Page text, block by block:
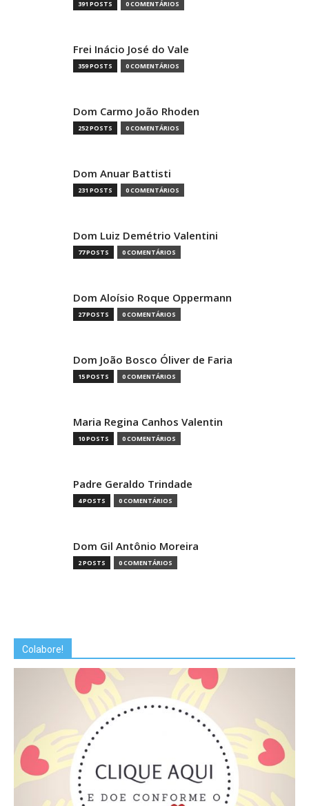
391 POSTS 0 COMENTÁRIOS
Frei Inácio José do Vale
359 POSTS 0 COMENTÁRIOS
Dom Carmo João Rhoden
252 POSTS 0 COMENTÁRIOS
Dom Anuar Battisti
231 POSTS 0 COMENTÁRIOS
Dom Luiz Demétrio Valentini
77 POSTS 0 COMENTÁRIOS
Dom Aloísio Roque Oppermann
27 POSTS 0 COMENTÁRIOS
Dom João Bosco Óliver de Faria
15 POSTS 0 COMENTÁRIOS
Maria Regina Canhos Valentin
10 POSTS 0 COMENTÁRIOS
Padre Geraldo Trindade
4 POSTS 0 COMENTÁRIOS
Dom Gil Antônio Moreira
2 POSTS 0 COMENTÁRIOS
Colabore!